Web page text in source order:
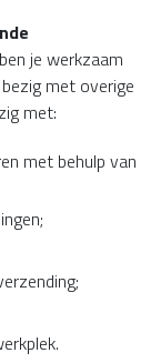
je werkzaam
met overige
met:
met behulp van